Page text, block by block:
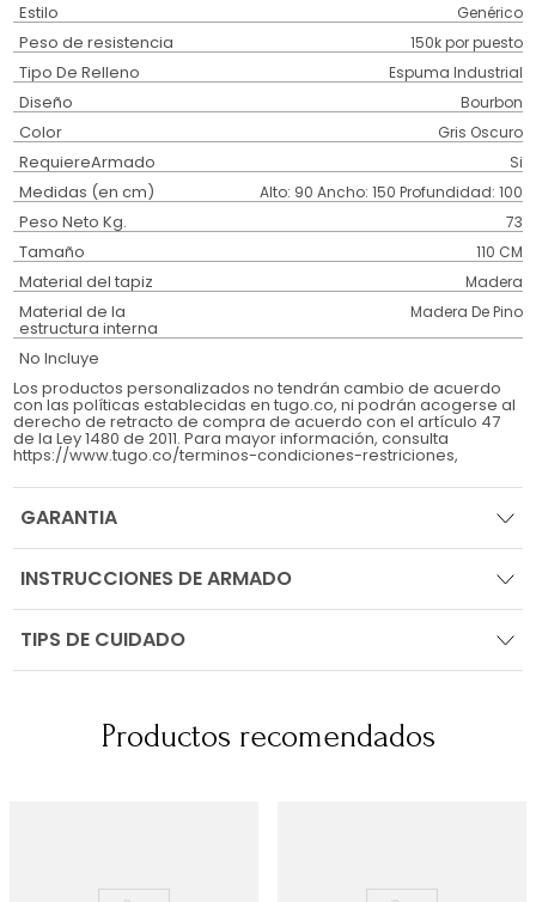
Estilo Genérico
Peso de resistencia 150k por puesto
Tipo De Relleno Espuma Industrial
Diseño Bourbon
Color Gris Oscuro
RequiereArmado Si
Medidas (en cm) Alto: 90 Ancho: 150 Profundidad: 100
Peso Neto Kg. 73
Tamaño 110 CM
Material del tapiz Madera
Material de la
estructura interna
Madera De Pino
No Incluye
Los productos personalizados no tendrán cambio de acuerdo
con las políticas establecidas en tugo.co, ni podrán acogerse al
derecho de retracto de compra de acuerdo con el artículo 47
de la Ley 1480 de 2011. Para mayor información, consulta
https://www.tugo.co/terminos-condiciones-restriciones,
GARANTIA
INSTRUCCIONES DE ARMADO
TIPS DE CUIDADO
Productos recomendados